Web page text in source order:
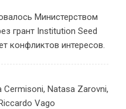
Министерством
грант Institution Seed
конфликтов интересов.
Cermisoni, Natasa Zarovni,
Vago